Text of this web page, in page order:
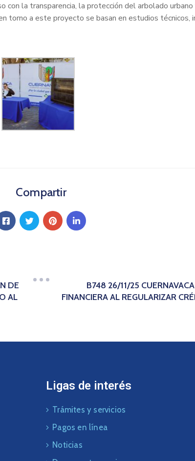
con la transparencia, la protección del arbolado
torno a este proyecto se basan en estudios técnicos,
Compartir
DE
AL
B748 26/11/25
FINANCIERA AL REGULARIZAR
Ligas de interés
Trámites y servicios
Pagos en línea
Noticias